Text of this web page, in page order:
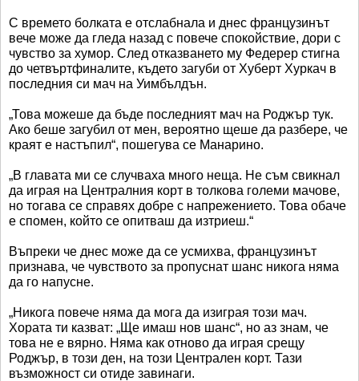
С времето болката е отслабнала и днес французинът
вече може да гледа назад с повече спокойствие, дори с
чувство за хумор. След отказването му Федерер стигна
до четвъртфиналите, където загуби от Хуберт Хуркач в
последния си мач на Уимбълдън.
„Това можеше да бъде последният мач на Роджър тук.
Ако беше загубил от мен, вероятно щеше да разбере, че
краят е настъпил“, пошегува се Манарино.
„В главата ми се случваха много неща. Не съм свикнал
да играя на Централния корт в толкова големи мачове,
но тогава се справях добре с напрежението. Това обаче
е спомен, който се опитваш да изтриеш.“
Въпреки че днес може да се усмихва, французинът
признава, че чувството за пропуснат шанс никога няма
да го напусне.
„Никога повече няма да мога да изиграя този мач.
Хората ти казват: „Ще имаш нов шанс“, но аз знам, че
това не е вярно. Няма как отново да играя срещу
Роджър, в този ден, на този Централен корт. Тази
възможност си отиде завинаги.